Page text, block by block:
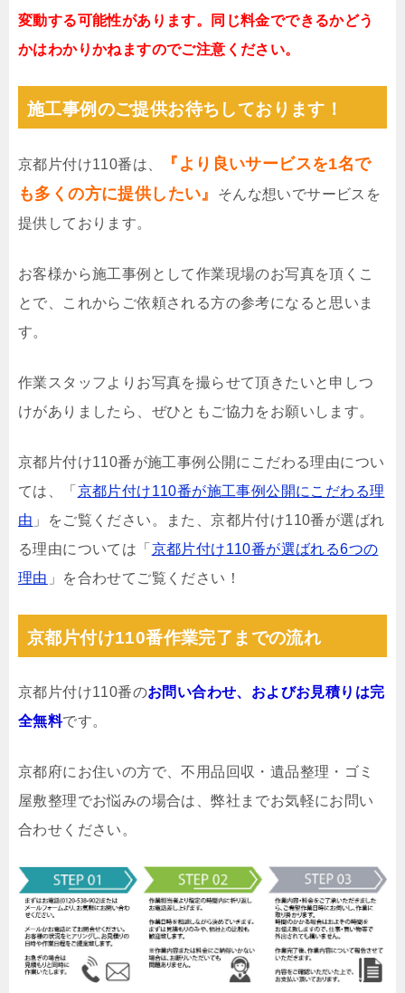
変動する可能性があります。同じ料金でできるかどう
かはわかりかねますのでご注意ください。
施工事例のご提供お待ちしております！
京都片付け110番は、
『より良いサービスを1名で
も多くの方に提供したい』
そんな想いでサービスを
提供しております。
お客様から施工事例として作業現場のお写真を頂くこ
とで、これからご依頼される方の参考になると思いま
す。
作業スタッフよりお写真を撮らせて頂きたいと申しつ
けがありましたら、ぜひともご協力をお願いします。
京都片付け110番が施工事例公開にこだわる理由につい
ては、「 京都片付け110番が施工事例公開にこだわる理
由 」をご覧ください。また、京都片付け110番が選ばれ
る理由については「 京都片付け110番が選ばれる6つの
理由 」を合わせてご覧ください！
京都片付け110番作業完了までの流れ
京都片付け110番のお問い合わせ、およびお見積りは完
全無料です。
京都府にお住いの方で、不用品回収・遺品整理・ゴミ
屋敷整理でお悩みの場合は、弊社までお気軽にお問い
合わせください。